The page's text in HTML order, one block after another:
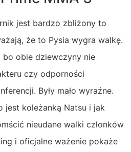
jest bardzo zbliżony to
że to Pysia wygra walkę.
obie dziewczyny nie
czy odporności
Były mało wyraźne.
jest koleżanką Natsu i jak
nieudane walki członków
i oficjalne ważenie pokaże